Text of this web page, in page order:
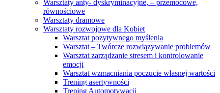
Warsztaty anty- dyskryminacyjne, – przemocowe,
równościowe
Warsztaty dramowe
Warsztaty rozwojowe dla Kobiet
Warsztat pozytywnego myślenia
Warsztat – Twórcze rozwiązywanie problemów
Warsztat zarządzanie stresem i kontrolowanie
emocji
Warsztat wzmacniania poczucie własnej wartości
Trening asertywności
Trening Automotywacji